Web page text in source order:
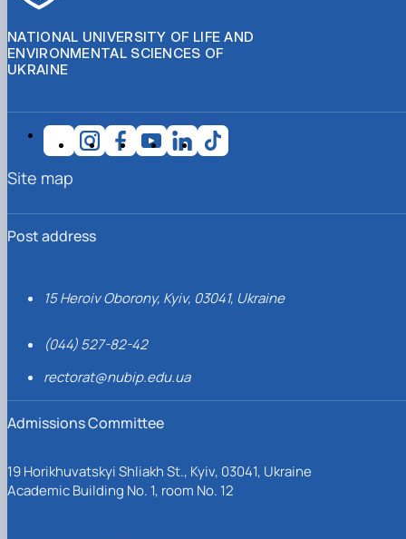
NATIONAL UNIVERSITY OF LIFE AND
ENVIRONMENTAL SCIENCES OF
UKRAINE
Post address
15 Heroiv Oborony, Kyiv, 03041, Ukraine
(044) 527-82-42
rectorat@nubip.edu.ua
Admissions Committee
19 Horikhuvatskyi Shliakh St., Kyiv, 03041, Ukraine
Academic Building No. 1, room No. 12
Site map